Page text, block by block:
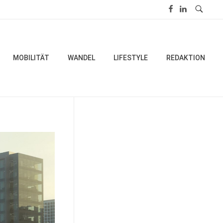
MOBILITÄT WANDEL LIFESTYLE REDAKTION